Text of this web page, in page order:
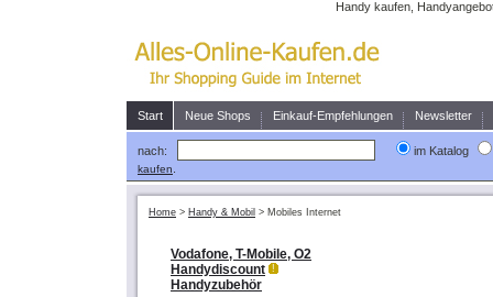
Handy kaufen,
Start Neue Shops Einkauf-Empfehlungen Newsletter
nach: im Katalog
kaufen
Home > Handy & Mobil > Mobiles Internet
Vodafone, T-Mobile, O2
Handydiscount !
Handyzubehör